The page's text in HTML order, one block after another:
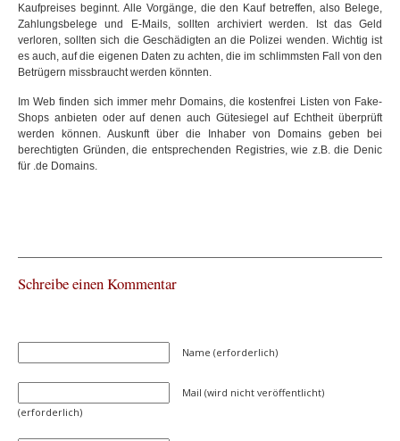
Kaufpreises beginnt. Alle Vorgänge, die den Kauf betreffen, also Belege,
Zahlungsbelege und E-Mails, sollten archiviert werden. Ist das Geld
verloren, sollten sich die Geschädigten an die Polizei wenden. Wichtig ist
es auch, auf die eigenen Daten zu achten, die im schlimmsten Fall von den
Betrügern missbraucht werden könnten.
Im Web finden sich immer mehr Domains, die kostenfrei Listen von Fake-
Shops anbieten oder auf denen auch Gütesiegel auf Echtheit überprüft
werden können. Auskunft über die Inhaber von Domains geben bei
berechtigten Gründen, die entsprechenden Registries, wie z.B. die Denic
für .de Domains.
Schreibe einen Kommentar
Name (erforderlich)
Mail (wird nicht veröffentlicht)
(erforderlich)